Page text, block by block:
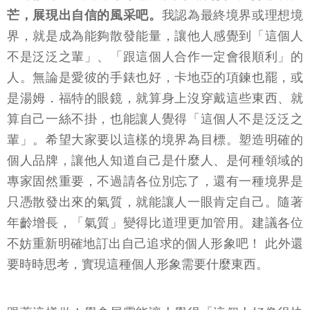
芒，展現出自信的風采吧。 我認為最終境界或理想境
界，就是成為能夠散發能量，讓他人感覺到「這個人
不是泛泛之輩」、「跟這個人合作一定會很順利」的
人。無論是愛彼的手錶也好，卡地亞的項鍊也罷，或
是湯姆．福特的眼鏡，就算身上沒穿戴這些東西、就
算自己一絲不掛，也能讓人覺得「這個人不是泛泛之
輩」。希望大家要以這樣的境界為目標。塑造明確的
個人品牌，讓他人知道自己是什麼人、是何種領域的
專家固然重要，不過請各位別忘了，還有一種境界是
只憑散發出來的氣質，就能讓人一眼肯定自己。隨著
年齡增長，「氣質」變得比道理更加管用。建議各位
不妨重新明確地訂出自己追求的個人形象吧！ 此外還
要時時思考，實現這種個人形象需要什麼東西。